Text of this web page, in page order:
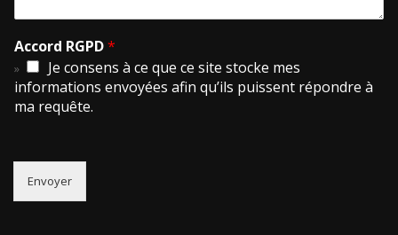
Accord RGPD*
Je consens à ce que ce site stocke mes
informations envoyées afin qu’ils puissent répondre à
ma requête.
Envoyer